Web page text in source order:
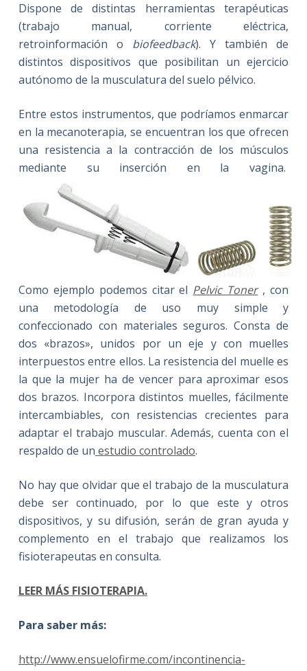
Dispone de distintas herramientas terapéuticas
(trabajo manual, corriente eléctrica,
retroinformación o biofeedback). Y también de
distintos dispositivos que posibilitan un ejercicio
autónomo de la musculatura del suelo pélvico.
Entre estos instrumentos, que podríamos enmarcar
en la mecanoterapia, se encuentran los que ofrecen
una resistencia a la contracción de los músculos
mediante su inserción en la vagina.
Como ejemplo podemos citar el Pelvic Toner, con
una metodología de uso muy simple y
confeccionado con materiales seguros. Consta de
dos «brazos», unidos por un eje y con muelles
interpuestos entre ellos. La resistencia del muelle es
la que la mujer ha de vencer para aproximar esos
dos brazos. Incorpora distintos muelles, fácilmente
intercambiables, con resistencias crecientes para
adaptar el trabajo muscular. Además, cuenta con el
respaldo de un estudio controlado.
No hay que olvidar que el trabajo de la musculatura
debe ser continuado, por lo que este y otros
dispositivos, y su difusión, serán de gran ayuda y
complemento en el trabajo que realizamos los
fisioterapeutas en consulta.
LEER MÁS FISIOTERAPIA.
Para saber más:
http://www.ensuelofirme.com/incontinencia-